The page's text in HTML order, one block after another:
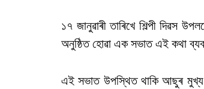
১৭ জানুৱাৰী তাৰিখে শিল্পী দিৱস
অনুষ্ঠিত হোৱা এক সভাত এই কথা
এই সভাত উপস্থিত থাকি আছুৰ মুখ্য